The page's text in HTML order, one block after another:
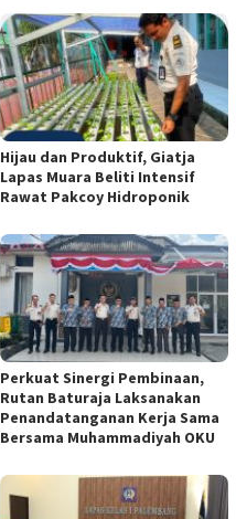
Hijau dan Produktif, Giatja
Lapas Muara Beliti Intensif
Rawat Pakcoy Hidroponik
Perkuat Sinergi Pembinaan,
Rutan Baturaja Laksanakan
Penandatanganan Kerja Sama
Bersama Muhammadiyah OKU